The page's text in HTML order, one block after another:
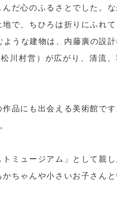
だ心のふるさとでした。
で、ちひろは折りにふれ
うな建物は、内藤廣の設計
川村営）が広がり、清流、
品にも出会える美術館で
ミュージアム」として親
ちゃんや小さいお子さんと